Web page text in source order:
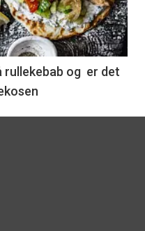
rullekebab og er det